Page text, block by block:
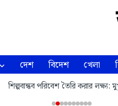
দেশ বিদেশ খেলা
শিল্পবান্ধব পরিবেশ তৈরি করার লক্ষ্য: